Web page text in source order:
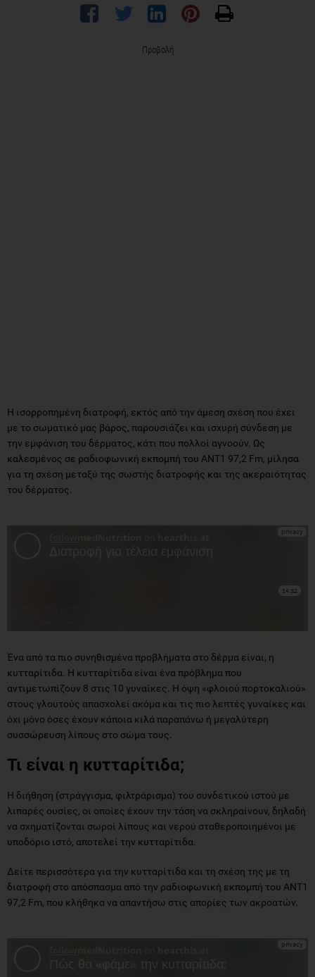
Προβολή
Η ισορροπημένη διατροφή, εκτός από την άμεση σχέση που έχει
με το σωματικό μας βάρος, παρουσιάζει και ισχυρή σύνδεση με
την εμφάνιση του δέρματος, κάτι που πολλοί αγνοούν. Ως
καλεσμένος σε ραδιοφωνική εκπομπή του ΑΝΤ1 97,2 Fm, μίλησα
για τη σχέση μεταξύ της σωστής διατροφής και της ακεραιότητας
του δέρματος.
Ένα από τα πιο συνηθισμένα προβλήματα στο δέρμα είναι, η
κυτταρίτιδα. Η κυτταρίτιδα είναι ένα πρόβλημα που
αντιμετωπίζουν 8 στις 10 γυναίκες. Η όψη «φλοιού πορτοκαλιού»
στους γλουτούς απασχολεί ακόμα και τις πιο λεπτές γυναίκες και
όχι μόνο όσες έχουν κάποια κιλά παραπάνω ή μεγαλύτερη
συσσώρευση λίπους στο σώμα τους.
Τι είναι η κυτταρίτιδα;
Η διήθηση (στράγγισμα, φιλτράρισμα) του συνδετικού ιστού με
λιπαρές ουσίες, οι οποίες έχουν την τάση να σκληραίνουν, δηλαδή
να σχηματίζονται σωροί λίπους και νερού σταθεροποιημένοι με
υποδόριο ιστό, αποτελεί την κυτταρίτιδα.
Δείτε περισσότερα για την κυτταρίτιδα και τη σχέση της με τη
διατροφή στο απόσπασμα από την ραδιοφωνική εκπομπή του ANT1
97,2 Fm, που κλήθηκα να απαντήσω στις απορίες των ακροατών.